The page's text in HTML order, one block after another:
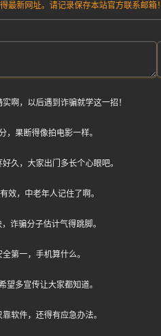
最新网址。请记录保存本站官方联系邮箱！
啊，以后遇到诈骗就学这一招！
果断得像拍电影一样。
久，大家出门多长个心眼吧。
效，中老年人记住了啊。
诈骗分子估计气得跳脚。
第一，手机算什么。
多宣传让大家都知道。
软件，还得有应急办法。